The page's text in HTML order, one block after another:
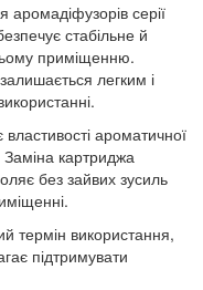
серії
стабільне й
приміщенню.
легким і
ароматичної
картриджа
без зайвих зусиль
термін використання,
підтримувати